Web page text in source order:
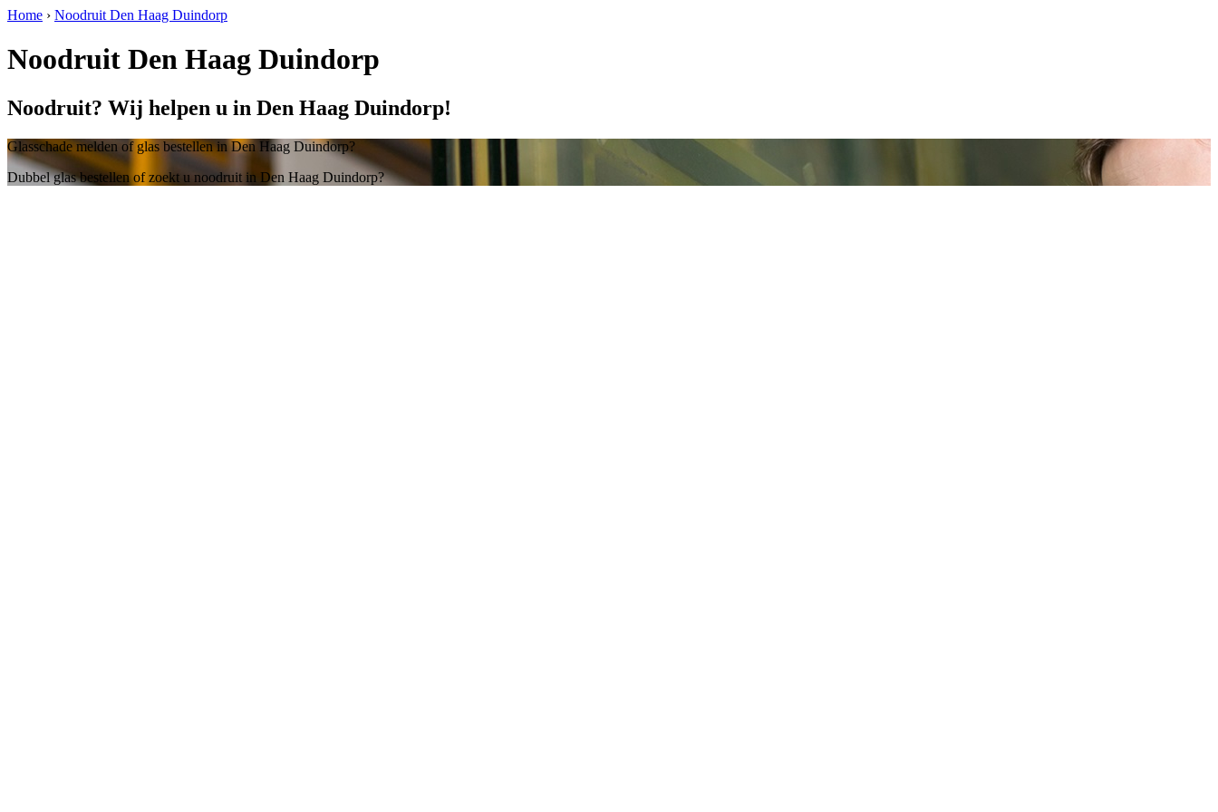
Home › Noodruit Den Haag Duindorp
Noodruit Den Haag Duindorp
Noodruit? Wij helpen u in Den Haag Duindorp!
Glasschade melden of glas bestellen in Den Haag Duindorp?
Dubbel glas bestellen of zoekt u noodruit in Den Haag Duindorp?